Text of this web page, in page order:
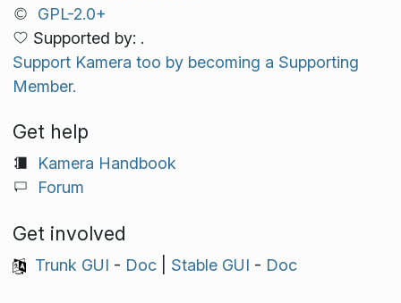
GPL-2.0+
Supported by: .
Support Kamera too by becoming a Supporting
Member.
Get help
Kamera Handbook
Forum
Get involved
Trunk GUI - Doc| Stable GUI - Doc